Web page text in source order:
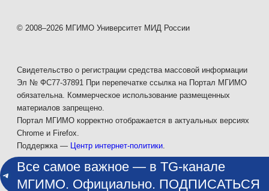
© 2008–2026 МГИМО Университет МИД России
Свидетельство о регистрации средства массовой информации
Эл № ФС77-37891 При перепечатке ссылка на Портал МГИМО
обязательна. Коммерческое использование размещенных
материалов запрещено.
Портал МГИМО корректно отображается в актуальных версиях
Chrome и Firefox.
Поддержка — Центр интернет-политики.
Все самое важное — в TG-канале
МГИМО. Официально. ПОДПИСАТЬСЯ